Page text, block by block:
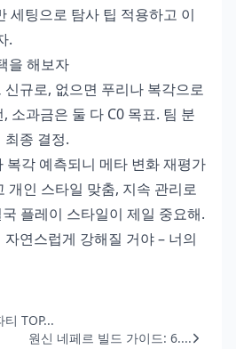
세팅으로 탐사 팁 적용하고 이
.
을 해보자
규로, 없으면 푸리나 복각으로
소과금은 둘 다 C0 목표. 팀 분
최종 결정.
복각 예측되니 메타 변화 재평가
개인 스타일 맞춤, 지속 관리로
플레이 스타일이 제일 중요해.
연스럽게 강해질 거야 – 너의
TOP...
원신 네페르 빌드 가이드: 6....